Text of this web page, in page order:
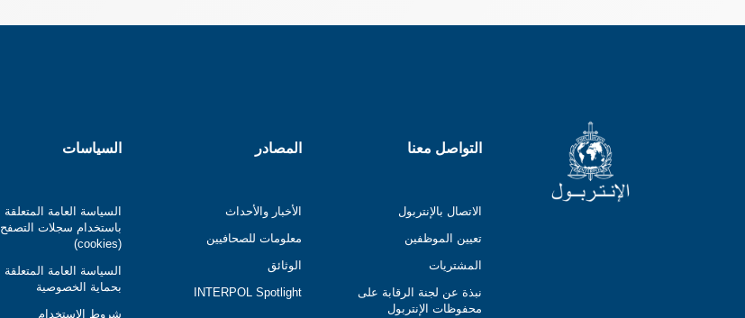
التواصل معنا
الاتصال بالإنتربول
تعيين الموظفين
المشتريات
نبذة عن لجنة الرقابة على
محفوظات الإنتربول
المصادر
الأخبار والأحداث
معلومات للصحافيين
الوثائق
INTERPOL Spotlight
السياسات
السياسة العامة المتعلقة
باستخدام سجلات التصفح
(cookies)
السياسة العامة المتعلقة
بحماية الخصوصية
شروط الاستخدام